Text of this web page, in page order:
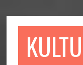
till
till
sidofältet
till